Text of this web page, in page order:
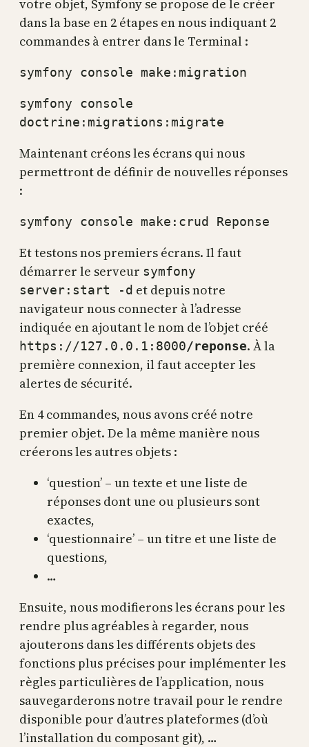
votre objet, Symfony se propose de le créer
dans la base en 2 étapes en nous indiquant 2
commandes à entrer dans le Terminal :
symfony console make:migration
symfony console
doctrine:migrations:migrate
Maintenant créons les écrans qui nous
permettront de définir de nouvelles réponses
:
symfony console make:crud Reponse
Et testons nos premiers écrans. Il faut
démarrer le serveur symfony
server:start -d et depuis notre
navigateur nous connecter à l’adresse
indiquée en ajoutant le nom de l’objet créé
https://127.0.0.1:8000/reponse. À la
première connexion, il faut accepter les
alertes de sécurité.
En 4 commandes, nous avons créé notre
premier objet. De la même manière nous
créerons les autres objets :
‘question’ – un texte et une liste de
réponses dont une ou plusieurs sont
exactes,
‘questionnaire’ – un titre et une liste de
questions,
…
Ensuite, nous modifierons les écrans pour les
rendre plus agréables à regarder, nous
ajouterons dans les différents objets des
fonctions plus précises pour implémenter les
règles particulières de l’application, nous
sauvegarderons notre travail pour le rendre
disponible pour d’autres plateformes (d’où
l’installation du composant git), …